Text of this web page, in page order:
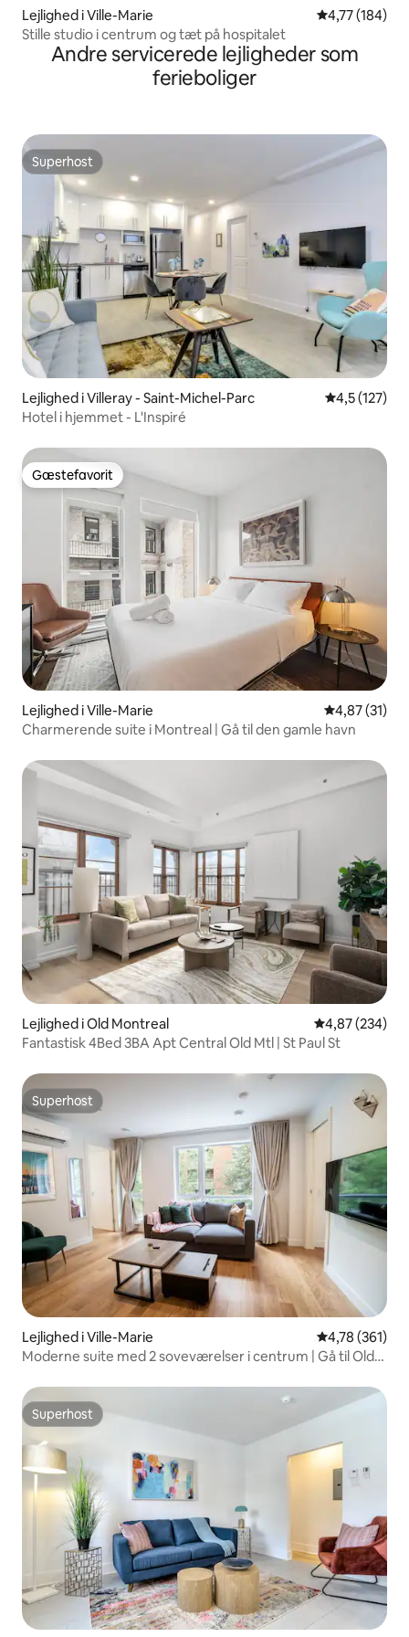
Lejlighed i Ville-Marie 4,77 ud af 5 i
4,77 (184)
Stille studio i centrum og tæt på hospitalet
Andre servicerede lejligheder som
ferieboliger
Superhost
Superhost
Lejlighed i Villeray - Saint-Michel-Parc 4,5 ud af 5 i
4,5 (127)
Hotel i hjemmet - L'Inspiré
Gæstefavorit
Gæstefavorit
Lejlighed i Ville-Marie 4,87 ud af 5
4,87 (31)
Charmerende suite i Montreal | Gå til den gamle havn
Lejlighed i Old Montreal 4,87 ud af 5 i
4,87 (234)
Fantastisk 4Bed 3BA Apt Central Old Mtl | St Paul St
Superhost
Superhost
Lejlighed i Ville-Marie 4,78 ud af 5 i
4,78 (361)
Moderne suite med 2 soveværelser i centrum | Gå til Old-
Superhost
Superhost